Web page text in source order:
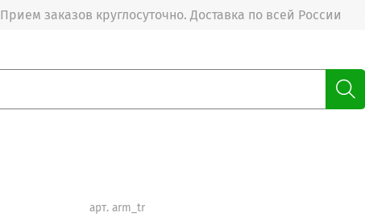
Прием заказов круглосуточно. Доставка по всей России
арт. arm_tr